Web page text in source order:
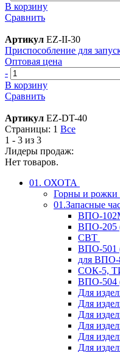
В корзину
Сравнить
Артикул EZ-II-30
Приспособление для
Оптовая цена
-
В корзину
Сравнить
Артикул EZ-DT-40
Страницы: 1 Все
1 - 3 из 3
Лидеры продаж:
Нет товаров.
01. ОХОТА
Горны и рожки
01.Запасные
ВПО-
ВПО-205
СВТ
ВПО-501
для ВПО-
СОК-5,
ВПО-
Для
Для
Для
Для
Для
Для